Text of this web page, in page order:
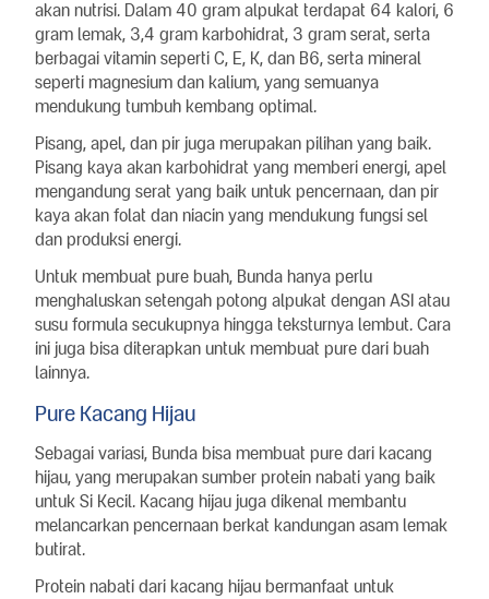
akan nutrisi. Dalam 40 gram alpukat terdapat 64 kalori, 6
gram lemak, 3,4 gram karbohidrat, 3 gram serat, serta
berbagai vitamin seperti C, E, K, dan B6, serta mineral
seperti magnesium dan kalium, yang semuanya
mendukung tumbuh kembang optimal.
Pisang, apel, dan pir juga merupakan pilihan yang baik.
Pisang kaya akan karbohidrat yang memberi energi, apel
mengandung serat yang baik untuk pencernaan, dan pir
kaya akan folat dan niacin yang mendukung fungsi sel
dan produksi energi.
Untuk membuat pure buah, Bunda hanya perlu
menghaluskan setengah potong alpukat dengan ASI atau
susu formula secukupnya hingga teksturnya lembut. Cara
ini juga bisa diterapkan untuk membuat pure dari buah
lainnya.
Pure Kacang Hijau
Sebagai variasi, Bunda bisa membuat pure dari kacang
hijau, yang merupakan sumber protein nabati yang baik
untuk Si Kecil. Kacang hijau juga dikenal membantu
melancarkan pencernaan berkat kandungan asam lemak
butirat.
Protein nabati dari kacang hijau bermanfaat untuk